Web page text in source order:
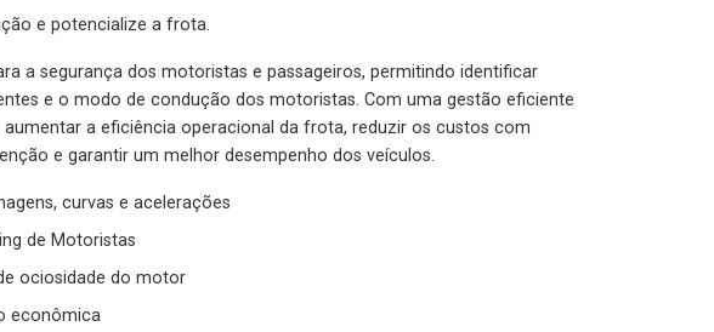
e potencialize a frota.
a segurança dos motoristas e passageiros, permitindo identificar
e o modo de condução dos motoristas. Com uma gestão eficiente
a eficiência operacional da frota, reduzir os custos com
e garantir um melhor desempenho dos veículos.
curvas e acelerações
de Motoristas
ociosidade do motor
econômica